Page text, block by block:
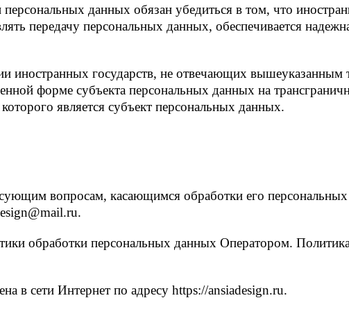
данных обязан убедиться в том, что
передачу персональных данных, обеспечивается
иностранных государств, не отвечающих вышеуказанным
форме субъекта персональных данных на
является субъект персональных данных.
вопросам, касающимся обработки его
обработки персональных данных Оператором. Политика
в сети Интернет по адресу https://ansiadesign.ru.